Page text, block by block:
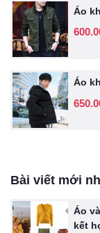
Áo
Áo
Bài viết mới
Áo
kết